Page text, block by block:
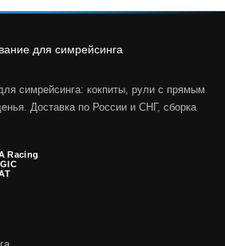
симрейсинга: кокпиты, рули с прямым
Доставка по России и СНГ, сборка
Racing